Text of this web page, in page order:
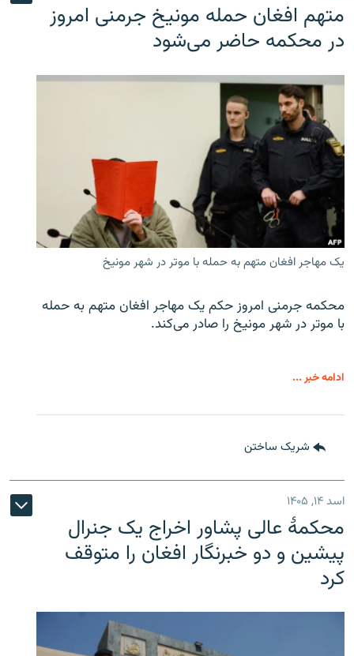
متهم افغان حمله مونیخ جرمنی امروز
در محکمه حاضر می‌شود
یک مهاجر افغان متهم به حمله با موتر در شهر مونیخ
محکمه جرمنی امروز حکم یک مهاجر افغان متهم به حمله
با موتر در شهر مونیخ را صادر می‌کند.
ادامه خبر ...
شریک ساختن
اسد ۱۴, ۱۴۰۵
محکمۀ عالی پشاور اخراج یک جنرال
پیشین و دو خبرنگار افغان را متوقف
کرد